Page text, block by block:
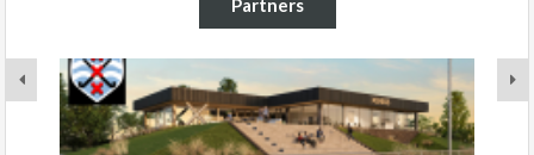
Partners